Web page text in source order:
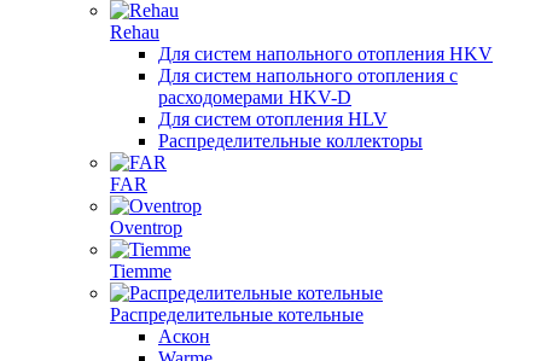
Rehau
Для систем напольного отопления HKV
Для систем напольного отопления с
расходомерами HKV-D
Для систем отопления HLV
Распределительные коллекторы
FAR
Oventrop
Tiemme
Распределительные котельные
Аскон